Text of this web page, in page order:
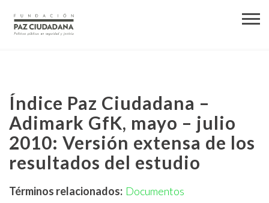
Índice Paz Ciudadana –
Adimark GfK, mayo – julio
2010: Versión extensa de los
resultados del estudio
Términos relacionados: Documentos